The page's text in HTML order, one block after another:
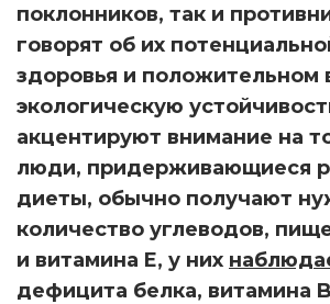
поклонников, так и
говорят об их
здоровья и положительном
экологическую
акцентируют внимание на
люди, придерживающиеся
диеты, обычно получают
количество углеводов,
и витамина E, у них
дефицита белка, витамина B